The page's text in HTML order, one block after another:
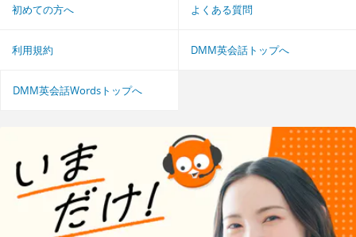
初めての方へ よくある質問
利用規約 DMM英会話トップへ
DMM英会話Wordsトップへ